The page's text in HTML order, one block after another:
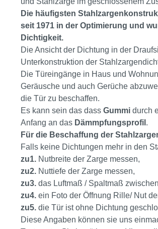
Die häufigsten
seit 1971 in der Optimierung und
Dichtigkeit.
Die Ansicht der Dichtung in der
Unterkonstruktion der
Die Türeingänge in Haus und
Geräusche und auch Gerüche
die Tür zu beschaffen.
Es kann sein das dass Gummi durch
Anfang an das Dämmpfungsprofil .
Für die Beschaffung der
Falls keine Dichtungen mehr in den
zu1. Nutbreite der Zarge messen,
zu2. Nuttiefe der Zarge messen,
zu3. das Luftmaß / Spaltmaß
zu4. ein Foto der Öffnung Rille/ Nut
zu5. die Tür ist ohne Dichtung
Diese Angaben können sie uns